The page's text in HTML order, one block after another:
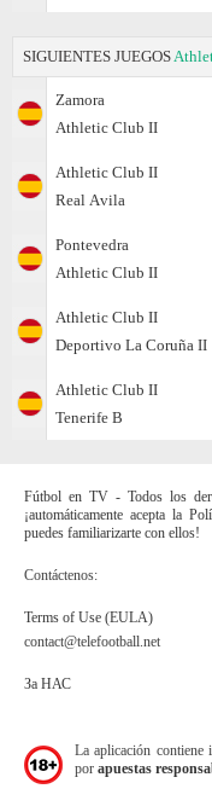
SIGUIENTES JUEGOS
Zamora
Athletic Club II
Athletic Club II
Real Аvila
Pontevedra
Athletic Club II
Athletic Club II
Deportivo La Coruña II
Athletic Club II
Tenerife B
Fútbol en TV - Todos los
¡automáticamente acepta la
puedes familiarizarte con ellos!
Contáctenos:
Terms of Use (EULA)
contact@telefootball.net
За НАС
La aplicación contiene
por apuestas